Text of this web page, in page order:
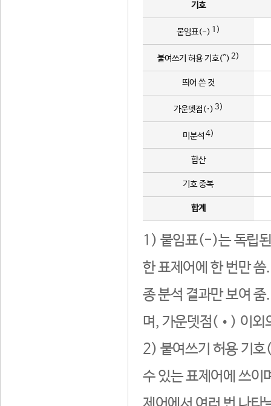
기호
붙임표(-) 1)
붙여쓰기 허용 기호(^) 2)
띄어 쓴 것
가운뎃점(·) 3)
미분석 4)
합산
기호 중복
합계
1) 붙임표(-)는 독립된
한 표제어에 한 번만
종 분석 결과만 보여
며, 가운뎃점(•) 이외
2) 붙여쓰기 허용 기호
수 있는 표제어에 쓰이